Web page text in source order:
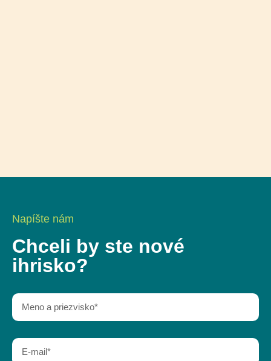
Napíšte nám
Chceli by ste nové
ihrisko?